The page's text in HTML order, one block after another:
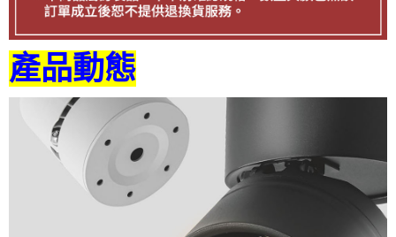
４．使用「AFTEE先享後付」時，將依據個別帳號之用戶狀況，依本公司即
時審查核予不同之上限額度；若仍有額度不足之情形，本公司將視審查結果
請求用戶進行身份認證。
５．嚴禁一人註冊多個帳號或使用他人資訊註冊。若發現惡意使用之情形，
恩沛科技股份有限公司將有權停止該用戶之使用額度並採取法律行動。
產品動態